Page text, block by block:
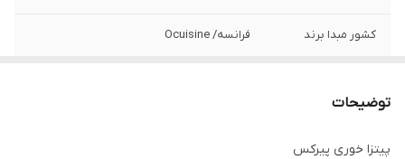
کشور مبدا برند فرانسه/ Ocuisine
توضیحات
پیتزا خوری پیرکس